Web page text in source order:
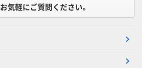
お気軽にご質問ください。